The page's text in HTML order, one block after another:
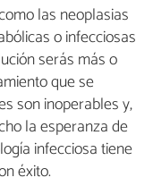
las neoplasias
o infecciosas
serás más o
que se
son inoperables y,
la esperanza de
infecciosa tiene
éxito.